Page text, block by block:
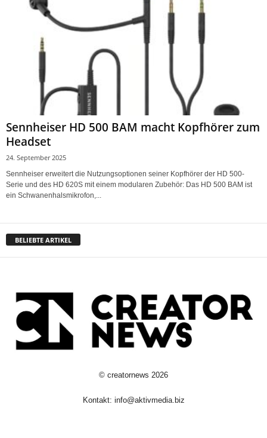
Sennheiser HD 500 BAM macht Kopfhörer zum
Headset
24. September 2025
Sennheiser erweitert die Nutzungsoptionen seiner Kopfhörer der HD 500-
Serie und des HD 620S mit einem modularen Zubehör: Das HD 500 BAM ist
ein Schwanenhalsmikrofon,...
BELIEBTE ARTIKEL
© creatornews 2026
Kontakt: info@aktivmedia.biz